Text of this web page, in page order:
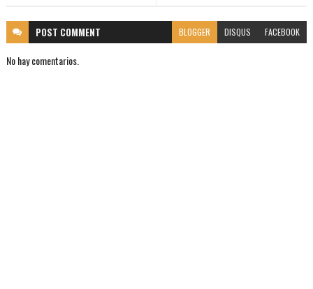
POST COMMENT BLOGGER DISQUS FACEBOOK
No hay comentarios.